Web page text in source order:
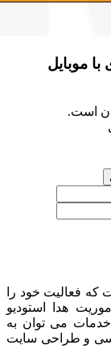
موبایل
که فعالیت خود را
ماموریت هدا استودیو
می توان به
و طراحی سایت